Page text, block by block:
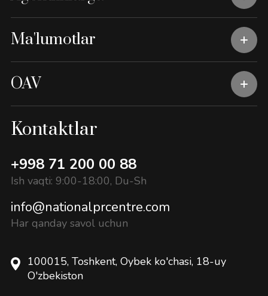
Ma'lumotlar
OAV
Kontaktlar
+998 71 200 00 88
Ish vaqti: 9:00-18:00, Du-Sh
info@nationalprcentre.com
Har qanday savol uchun
100015, Toshkent, Oybek ko'chasi, 18-uy
O'zbekiston